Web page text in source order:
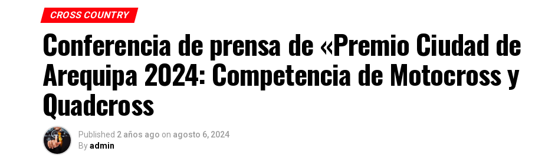
CROSS COUNTRY
Conferencia de prensa de «Premio Ciudad de
Arequipa 2024: Competencia de Motocross y
Quadcross
Published 2 años ago on agosto 6, 2024
Byadmin